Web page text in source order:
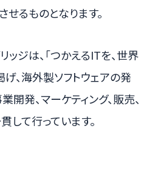
るものとなります。
ジは、「つかえるITを、世界
げ、海外製ソフトウェアの発
発、マーケティング、販売、
して行っています。